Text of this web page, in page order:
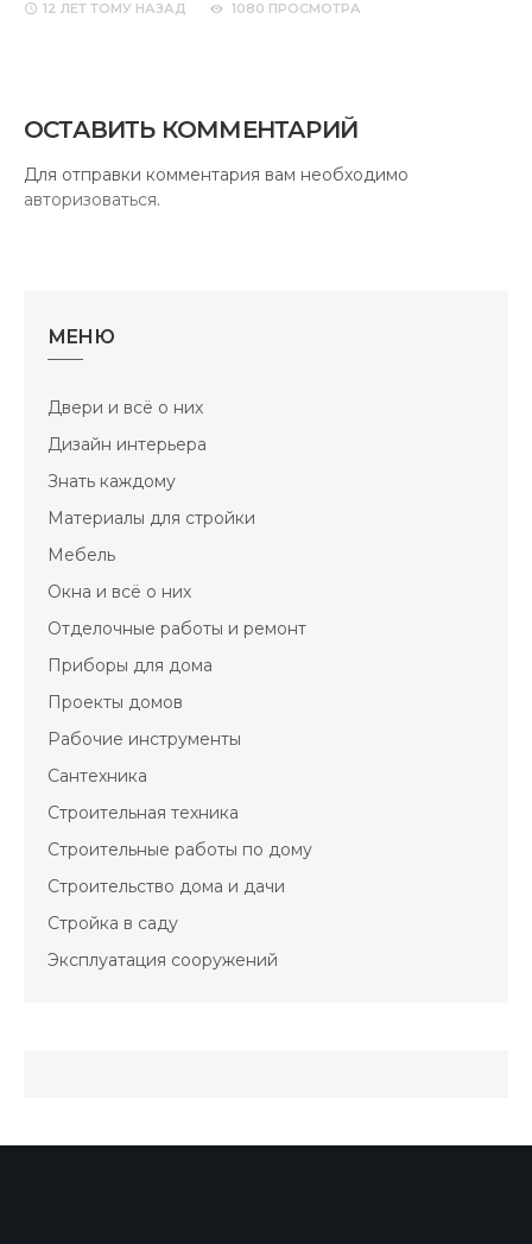
12 ЛЕТ ТОМУ НАЗАД 1080 ПРОСМОТРА
ОСТАВИТЬ КОММЕНТАРИЙ
Для отправки комментария вам необходимо
авторизоваться.
МЕНЮ
Двери и всё о них
Дизайн интерьера
Знать каждому
Материалы для стройки
Мебель
Окна и всё о них
Отделочные работы и ремонт
Приборы для дома
Проекты домов
Рабочие инструменты
Сантехника
Строительная техника
Строительные работы по дому
Строительство дома и дачи
Стройка в саду
Эксплуатация сооружений